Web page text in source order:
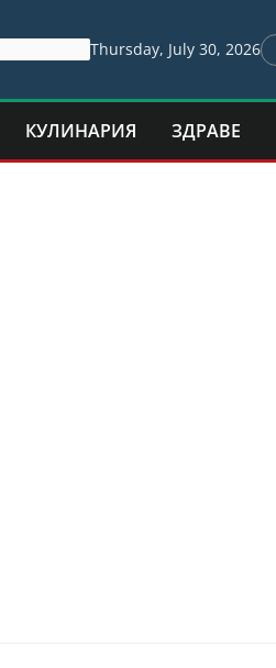
Thursday, July 30, 2026
КУЛИНАРИЯ ЗДРАВЕ